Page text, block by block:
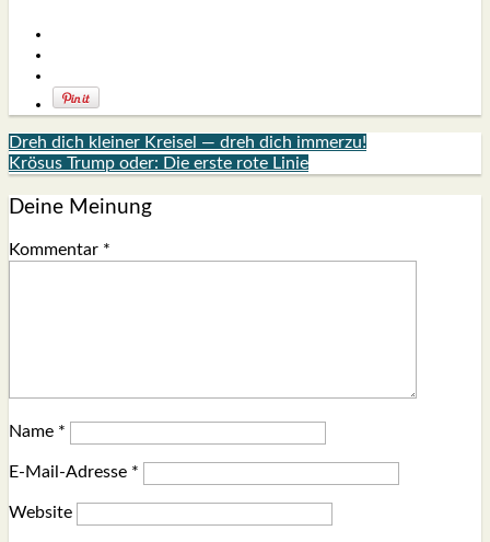
Dreh dich kleiner Kreisel — dreh dich immerzu!
Krösus Trump oder: Die erste rote Linie
Deine Meinung
Kommentar *
Name *
E-Mail-Adresse *
Website